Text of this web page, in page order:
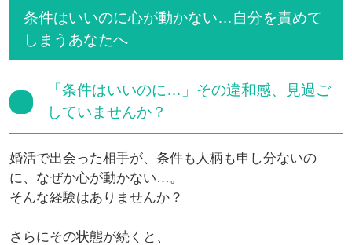
条件はいいのに心が動かない…自分を責めて
しまうあなたへ
「条件はいいのに…」その違和感、見過ご
していませんか？
婚活で出会った相手が、条件も人柄も申し分ないの
に、なぜか心が動かない…。
そんな経験はありませんか？
さらにその状態が続くと、